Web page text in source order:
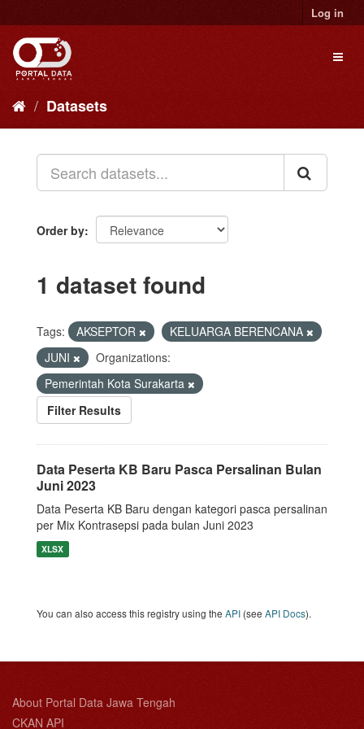
to
content
Log in
Datasets
Order by
1 dataset found
Tags: AKSEPTOR
KELUARGA BERENCANA
JUNI
Organizations:
Pemerintah Kota Surakarta
Filter Results
Data Peserta KB Baru Pasca Persalinan Bulan
Juni 2023
Data Peserta KB Baru dengan kategori pasca persalinan
per Mix Kontrasepsi pada bulan Juni 2023
XLSX
You can also access this registry using the API (see API Docs).
About Portal Data Jawa Tengah
CKAN API